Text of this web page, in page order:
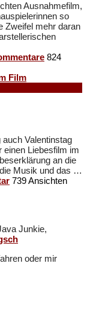
Ausnahmefilm,
so
Zweifel mehr daran
824
Valentinstag
einen Liebesfilm im
an die
Musik und das …
739 Ansichten
Junkie,
oder mir